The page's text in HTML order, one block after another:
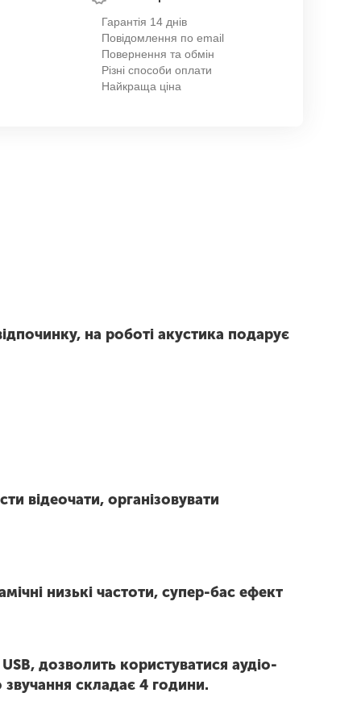
Гарантія 14 днів
Повідомлення по email
Повернення та обмін
Різні способи оплати
Найкраща ціна
на роботі акустика подарує
відеочати, організовувати
низькі частоти, супер-бас ефект
дозволить користуватися аудіо-
складає 4 години.